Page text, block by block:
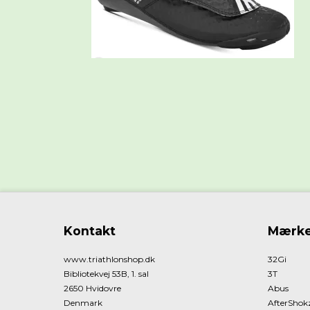
Kontakt
www.triathlonshop.dk
Bibliotekvej 53B, 1. sal
2650 Hvidovre
Denmark
32Gi
3T
Abus